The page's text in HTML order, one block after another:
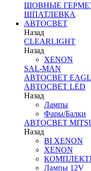
ШОВНЫЕ
ШПАТЛЕВКА
АВТОСВЕТ
Назад
CLEARLIGHT
Назад
XENON
SAL-MAN
АВТОСВЕТ
АВТОСВЕТ LED
Назад
Лампы
Фары/Балки
АВТОСВЕТ
Назад
BI XENON
XENON
Лампы 12V